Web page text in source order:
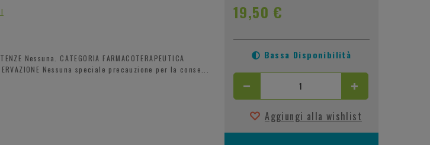
Nessuna. CATEGORIA FARMACOTERAPEUTICA
Nessuna speciale precauzione per la conse...
19,50 €
Bassa Disponibilità
Aggiungi alla wishlist